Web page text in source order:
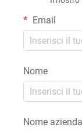
Email
Nome
Nome azienda